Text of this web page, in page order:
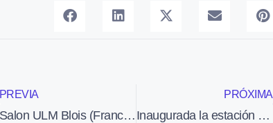
PREVIA
Salon ULM Blois (Francia; 3 y 4 de septiembre 2011)
PRÓXIMA
Inaugurada la estación de tren del aeropuerto de Jerez